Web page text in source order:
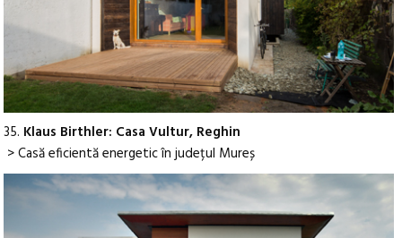
35. Klaus Birthler: Casa Vultur, Reghin
> Casă eficientă energetic în județul Mureș